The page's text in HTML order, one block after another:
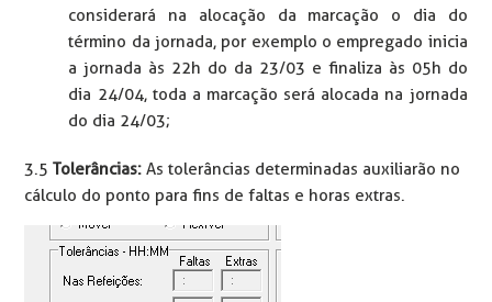
considerará na alocação da marcação o dia do
término da jornada, por exemplo o empregado inicia
a jornada às 22h do da 23/03 e finaliza às 05h do
dia 24/04, toda a marcação será alocada na jornada
do dia 24/03;
3.5Tolerâncias:As tolerâncias determinadas auxiliarão no
cálculo do ponto para fins de faltas e horas extras.